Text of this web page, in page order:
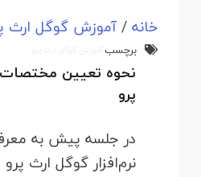
خانه/آموزش گوگل ارث
برچسب
نحوه تعیین
پرو
در جلسه پیش به
نرم‌افزار گوگل ارث